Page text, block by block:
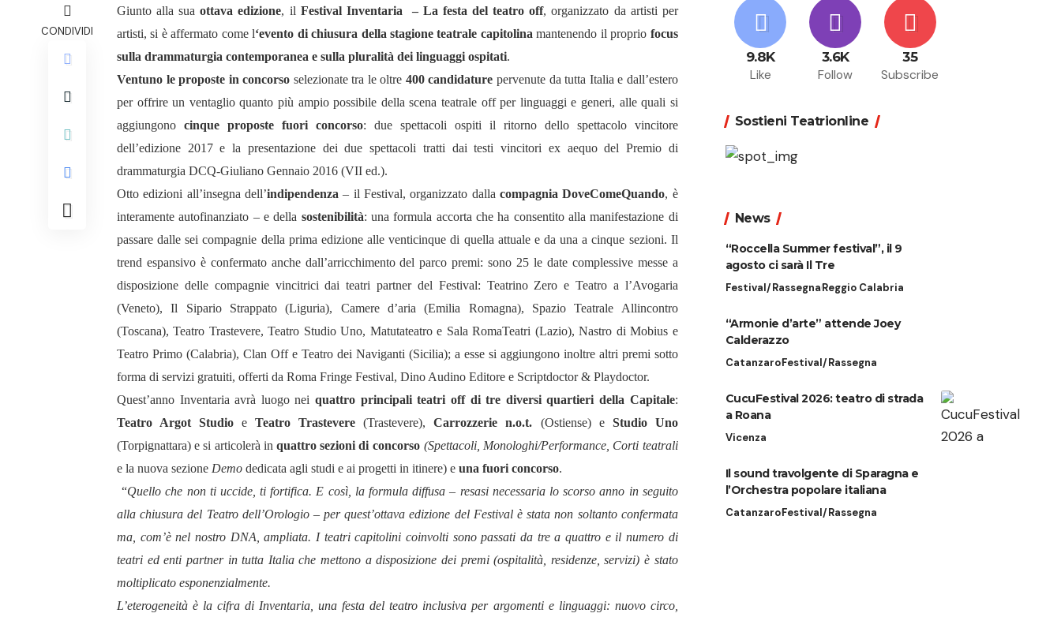
CONDIVIDI
Giunto alla suaottava edizione, il Festival Inventaria – La festa del teatro off, organizzato da artisti per
artisti, si è affermato come l‘evento di chiusura della stagione teatrale capitolina mantenendo il proprio focus
sulla drammaturgia contemporanea e sulla pluralità dei linguaggi ospitati.
Ventuno le proposte in concorso selezionate tra le oltre 400 candidature pervenute da tutta Italia e dall’estero
per offrire un ventaglio quanto più ampio possibile della scena teatrale off per linguaggi e generi, alle quali si
aggiungono cinque proposte fuori concorso: due spettacoli ospiti il ritorno dello spettacolo vincitore
dell’edizione 2017 e la presentazione dei due spettacoli tratti dai testi vincitori ex aequo del Premio di
drammaturgia DCQ-Giuliano Gennaio 2016 (VII ed.).
Otto edizioni all’insegna dell’indipendenza – il Festival, organizzato dallacompagnia DoveComeQuando, è
interamente autofinanziato – e della sostenibilità: una formula accorta che ha consentito alla manifestazione di
passare dalle sei compagnie della prima edizione alle venticinque di quella attuale e da una a cinque sezioni. Il
trend espansivo è confermato anche dall’arricchimento del parco premi: sono 25 le date complessive messe a
disposizione delle compagnie vincitrici dai teatri partner del Festival: Teatrino Zero e Teatro a l’Avogaria
(Veneto), Il Sipario Strappato (Liguria), Camere d’aria (Emilia Romagna), Spazio Teatrale Allincontro
(Toscana), Teatro Trastevere, Teatro Studio Uno, Matutateatro e Sala RomaTeatri (Lazio), Nastro di Mobius e
Teatro Primo (Calabria), Clan Off e Teatro dei Naviganti (Sicilia); a esse si aggiungono inoltre altri premi sotto
forma di servizi gratuiti, offerti da Roma Fringe Festival, Dino Audino Editore e Scriptdoctor & Playdoctor.
Quest’anno Inventaria avrà luogo nei quattro principali teatri off di tre diversi quartieri della Capitale:
Teatro Argot Studio eTeatro Trastevere (Trastevere),Carrozzerie n.o.t. (Ostiense) e Studio Uno
(Torpignattara) e si articolerà inquattro sezioni di concorso (Spettacoli, Monologhi/Performance, Corti teatrali
e la nuova sezione Demo dedicata agli studi e ai progetti in itinere) e una fuori concorso.
“Quello che non ti uccide, ti fortifica. E così, la formula diffusa – resasi necessaria lo scorso anno in seguito
alla chiusura del Teatro dell’Orologio – per quest’ottava edizione del Festival è stata non soltanto confermata
ma, com’è nel nostro DNA, ampliata. I teatri capitolini coinvolti sono passati da tre a quattro e il numero di
teatri ed enti partner in tutta Italia che mettono a disposizione dei premi (ospitalità, residenze, servizi) è stato
moltiplicato esponenzialmente.
L’eterogeneità è la cifra di Inventaria, una festa del teatro inclusiva per argomenti e linguaggi: nuovo circo,
9.8K
Like
3.6K
Follow
35
Subscribe
Sostieni Teatrionline
News
“Roccella Summer festival”, il 9
agosto ci sarà Il Tre
Festival/RassegnaReggio Calabria
“Armonie d’arte” attende Joey
Calderazzo
CatanzaroFestival/Rassegna
CucuFestival 2026: teatro di strada
a Roana
Vicenza
Il sound travolgente di Sparagna e
l’Orchestra popolare italiana
CatanzaroFestival/Rassegna